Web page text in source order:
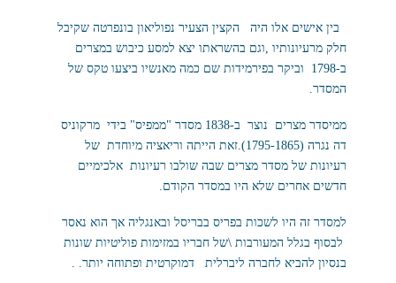
בין אישים אלו היה הקצין הצעיר נפוליאון בונפרטה שקיבל
חלק מרעיונותיו ,וגם בהשראתו יצא למסע כיבוש במצרים
ב-1798 וביקר בפירמידות שם כמה מאנשיו ביצעו טקס של
המסדר.
ממיסדר מצרים נוצר ב-1838 מסדר "ממפיס" בידי מרקוניס
דה נגרה (1795-1865).זאת הייתה וריאציה מיוחדת של
רעיונות של מסדר מצרים שבה שולבו רעיונות אלכימיים
חדשים אחרים שלא היו במסדר הקודם.
למסדר זה היו לשכות בפריס בבריסל ובאנגליה אך הוא נאסר
לבסוף בגלל המעורבות \של חבריו במזימות פוליטיות שונות
בנסיון להביא לחברה ליברלית דמוקרטית ופתוחה יותר. .